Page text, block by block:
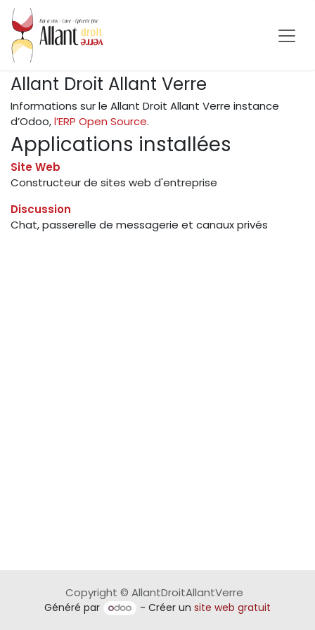
Se rendre au contenu
Allant Droit Allant Verre
Informations sur le Allant Droit Allant Verre instance
d’Odoo,l’ERP Open Source.
Applications installées
Site Web
Constructeur de sites web d'entreprise
Discussion
Chat, passerelle de messagerie et canaux privés
Copyright © AllantDroitAllantVerre
Généré par - Créer un site web gratuit